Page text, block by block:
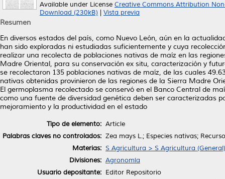
Available under License Creative Commons Attribution
Download (230kB)
Vista previa
Resumen
En diversos estados del país, como Nuevo León, aún en la
han sido exploradas ni estudiadas suficientemente y cuya
realizar una recolecta de poblaciones nativas de maíz en las
Madre Oriental, para su conservación ex situ, caracterización y
se recolectaron 135 poblaciones nativas de maíz, de las cuales
nativas obtenidas provinieron de las regiones de la Sierra Madre
El germoplasma recolectado se conservó en el Banco Central de
como una fuente de diversidad genética deben ser caracterizadas
mejoramiento y la productividad en el estado
Tipo de elemento: Article
Palabras claves no controlados: Zea mays L.; Especies nativas;
Materias: S Agricultura > S Agricultura (General)
Divisiones: Agronomía
Usuario depositante: Editor Repositorio